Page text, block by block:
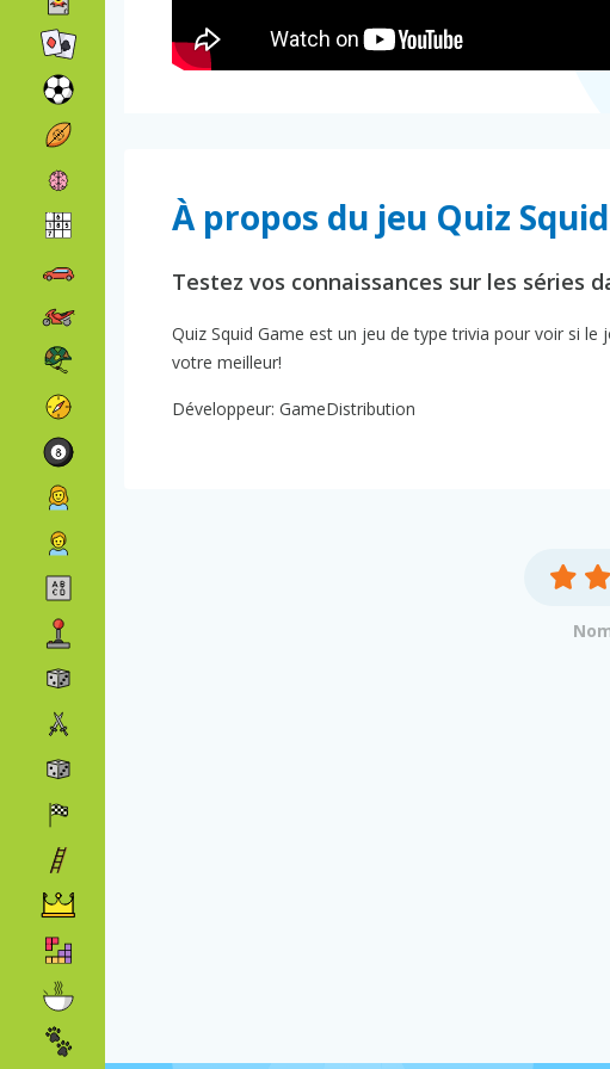
À propos du jeu Quiz
Testez vos connaissances sur les séries
Quiz Squid Game est un jeu de type trivia pour voir si
votre meilleur!
Développeur: GameDistribution